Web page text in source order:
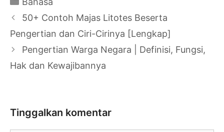
Navigasi
Tulisan
50+ Contoh Majas Litotes Beserta
Pengertian dan Ciri-Cirinya [Lengkap]
Pengertian Warga Negara | Definisi, Fungsi,
Hak dan Kewajibannya
Tinggalkan komentar